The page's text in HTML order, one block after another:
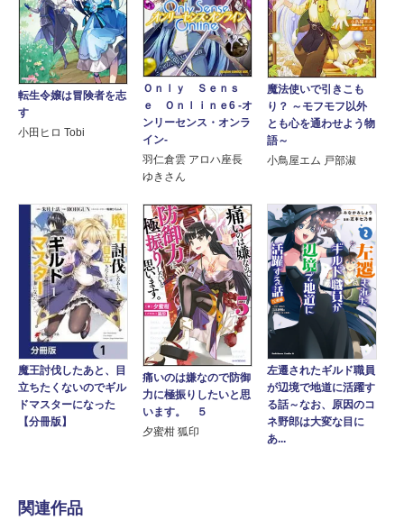
転生令嬢は冒険者を志
す
小田ヒロ Tobi
Ｏｎｌｙ Ｓｅｎｓ
ｅ Ｏｎｌｉｎｅ6 ‐オ
ンリーセンス・オンラ
イン‐
羽仁倉雲 アロハ座長
ゆきさん
魔法使いで引きこも
り？ ～モフモフ以外
とも心を通わせよう物
語～
小鳥屋エム 戸部淑
魔王討伐したあと、目
立ちたくないのでギル
ドマスターになった
【分冊版】
痛いのは嫌なので防御
力に極振りしたいと思
います。 ５
夕蜜柑 狐印
左遷されたギルド職員
が辺境で地道に活躍す
る話～なお、原因のコ
ネ野郎は大変な目に
あ...
関連作品